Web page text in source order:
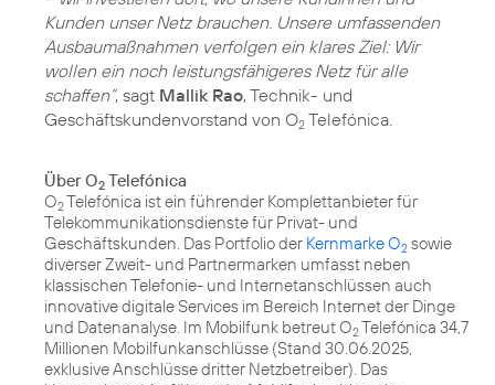
Kunden unser Netz brauchen. Unsere umfassenden
Ausbaumaßnahmen verfolgen ein klares Ziel: Wir
wollen ein noch leistungsfähigeres Netz für alle
schaffen“, sagt Mallik Rao, Technik- und
Geschäftskundenvorstand von O2 Telefónica.
Über O2 Telefónica
O2Telefónica ist ein führender Komplettanbieter für
Telekommunikationsdienste für Privat- und
Geschäftskunden. Das Portfolio der Kernmarke O2 sowie
diverser Zweit- und Partnermarken umfasst neben
klassischen Telefonie- und Internetanschlüssen auch
innovative digitale Services im Bereich Internet der Dinge
und Datenanalyse. Im Mobilfunk betreut O2Telefónica 34,7
Millionen Mobilfunkanschlüsse (Stand 30.06.2025,
exklusive Anschlüsse dritter Netzbetreiber). Das